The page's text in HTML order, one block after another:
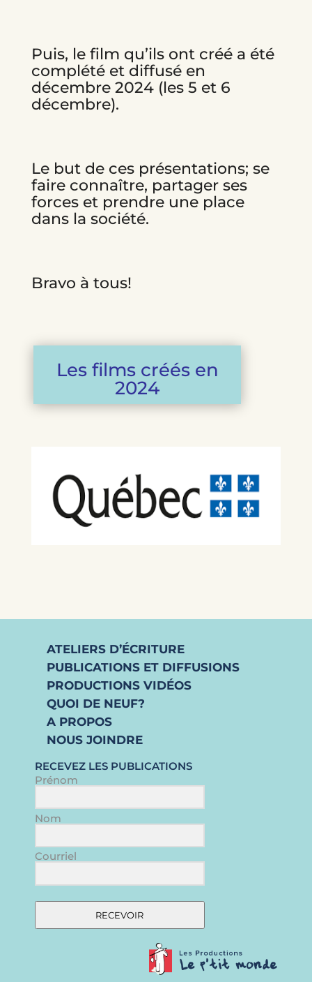
Puis, le film qu’ils ont créé a été
complété et diffusé en
décembre 2024 (les 5 et 6
décembre).
Le but de ces présentations; se
faire connaître, partager ses
forces et prendre une place
dans la société.
Bravo à tous!
Les films créés en
2024
ATELIERS D’ÉCRITURE
PUBLICATIONS ET DIFFUSIONS
PRODUCTIONS VIDÉOS
QUOI DE NEUF?
A PROPOS
NOUS JOINDRE
RECEVEZ LES PUBLICATIONS
Prénom
Nom
Courriel
RECEVOIR